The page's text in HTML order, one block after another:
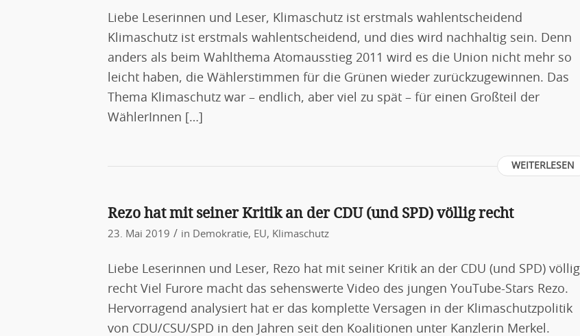
Liebe Leserinnen und Leser, Klimaschutz ist erstmals wahlentscheidend
Klimaschutz ist erstmals wahlentscheidend, und dies wird nachhaltig sein. Denn
anders als beim Wahlthema Atomausstieg 2011 wird es die Union nicht mehr so
leicht haben, die Wählerstimmen für die Grünen wieder zurückzugewinnen. Das
Thema Klimaschutz war – endlich, aber viel zu spät – für einen Großteil der
WählerInnen […]
WEITERLESEN
Rezo hat mit seiner Kritik an der CDU (und SPD) völlig recht
23. Mai 2019 / in Demokratie, EU, Klimaschutz
Liebe Leserinnen und Leser, Rezo hat mit seiner Kritik an der CDU (und SPD) völlig
recht Viel Furore macht das sehenswerte Video des jungen YouTube-Stars Rezo.
Hervorragend analysiert hat er das komplette Versagen in der Klimaschutzpolitik
von CDU/CSU/SPD in den Jahren seit den Koalitionen unter Kanzlerin Merkel.